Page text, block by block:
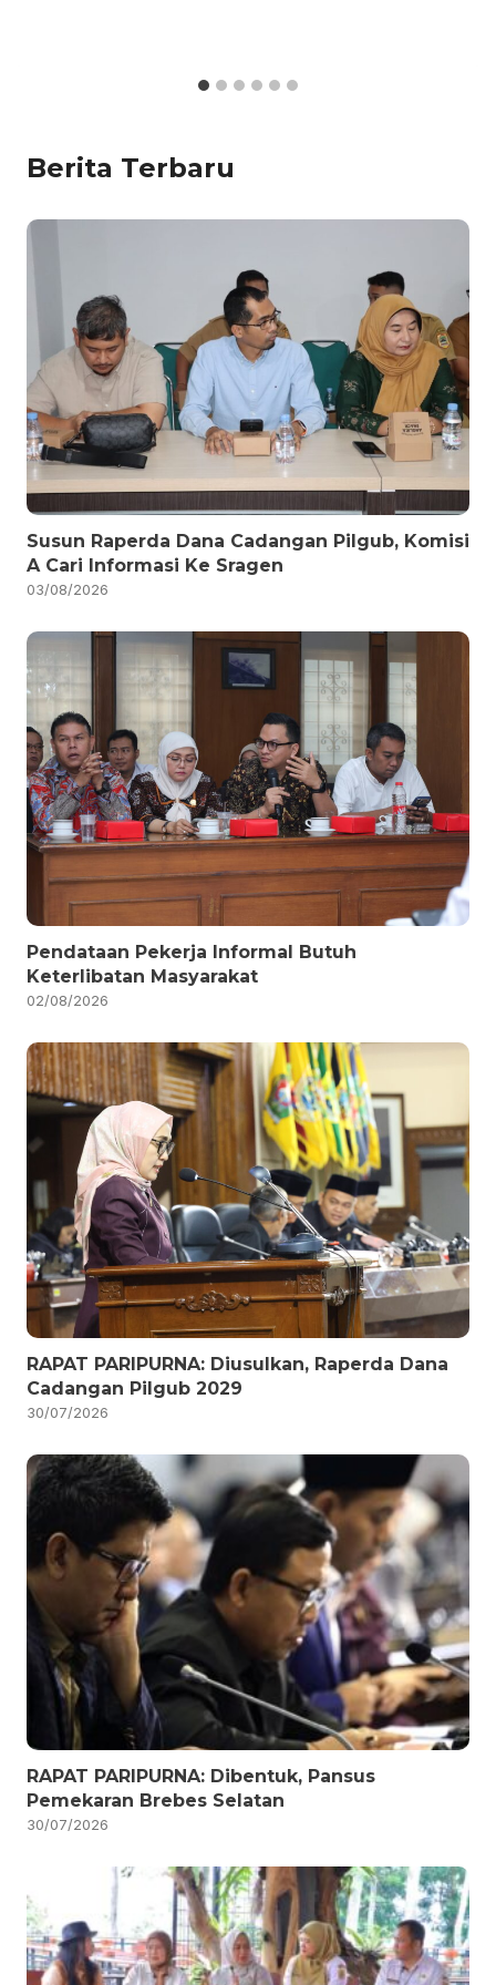
Berita Terbaru
Susun Raperda Dana Cadangan Pilgub, Komisi
A Cari Informasi Ke Sragen
03/08/2026
Pendataan Pekerja Informal Butuh
Keterlibatan Masyarakat
02/08/2026
RAPAT PARIPURNA: Diusulkan, Raperda Dana
Cadangan Pilgub 2029
30/07/2026
RAPAT PARIPURNA: Dibentuk, Pansus
Pemekaran Brebes Selatan
30/07/2026